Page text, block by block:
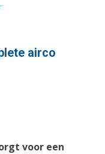
airco
voor een